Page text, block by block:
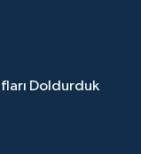
Doldurduk